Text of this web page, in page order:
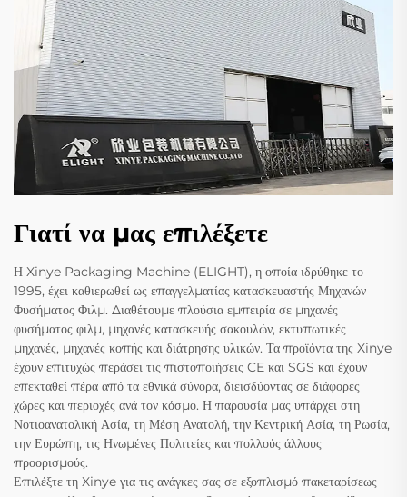
Γιατί να μας επιλέξετε
Η Xinye Packaging Machine (ELIGHT), η οποία ιδρύθηκε το
1995, έχει καθιερωθεί ως επαγγελματίας κατασκευαστής Μηχανών
Φυσήματος Φιλμ. Διαθέτουμε πλούσια εμπειρία σε μηχανές
φυσήματος φιλμ, μηχανές κατασκευής σακουλών, εκτυπωτικές
μηχανές, μηχανές κοπής και διάτρησης υλικών. Τα προϊόντα της Xinye
έχουν επιτυχώς περάσει τις πιστοποιήσεις CE και SGS και έχουν
επεκταθεί πέρα από τα εθνικά σύνορα, διεισδύοντας σε διάφορες
χώρες και περιοχές ανά τον κόσμο. Η παρουσία μας υπάρχει στη
Νοτιοανατολική Ασία, τη Μέση Ανατολή, την Κεντρική Ασία, τη Ρωσία,
την Ευρώπη, τις Ηνωμένες Πολιτείες και πολλούς άλλους
προορισμούς.
Επιλέξτε τη Xinye για τις ανάγκες σας σε εξοπλισμό πακεταρίσεως